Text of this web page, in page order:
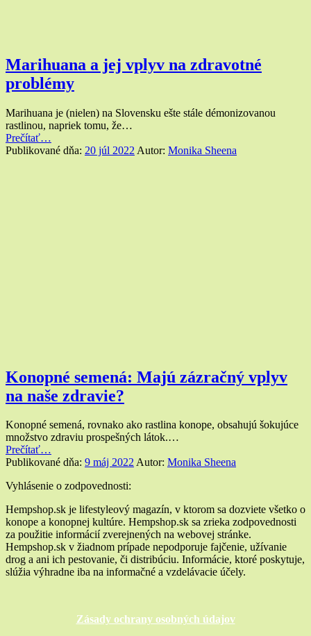
Marihuana a jej vplyv na zdravotné
problémy
Marihuana je (nielen) na Slovensku ešte stále démonizovanou
rastlinou, napriek tomu, že…
Prečítať“Marihuana
a
…
Publikované dňa: 20 júl 2022 Autor: Monika Sheena
Konopné semená: Majú zázračný vplyv
na naše zdravie?
Konopné semená, rovnako ako rastlina konope, obsahujú šokujúce
množstvo zdraviu prospešných látok.…
Prečítať“Konopné
semená:
zázračný
na
naše
zdravie?”
…
Publikované dňa: 9 máj 2022Autor: Monika Sheena
Widgety
v
pätičke
Vyhlásenie o zodpovednosti:
Hempshop.sk je lifestyleový magazín, v ktorom sa dozviete všetko o
konope a konopnej kultúre. Hempshop.sk sa zrieka zodpovednosti
za použitie informácií zverejnených na webovej stránke.
Hempshop.sk v žiadnom prípade nepodporuje fajčenie, užívanie
drog a ani ich pestovanie, či distribúciu. Informácie, ktoré poskytuje,
slúžia výhradne iba na informačné a vzdelávacie účely.
Zásady ochrany osobných údajov